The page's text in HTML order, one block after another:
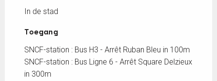
In de stad
Toegang
Toegang
SNCF-station : Bus H3 - Arrêt Ruban Bleu in 100m
SNCF-station : Bus Ligne 6 - Arrêt Square Delzieux
in 300m